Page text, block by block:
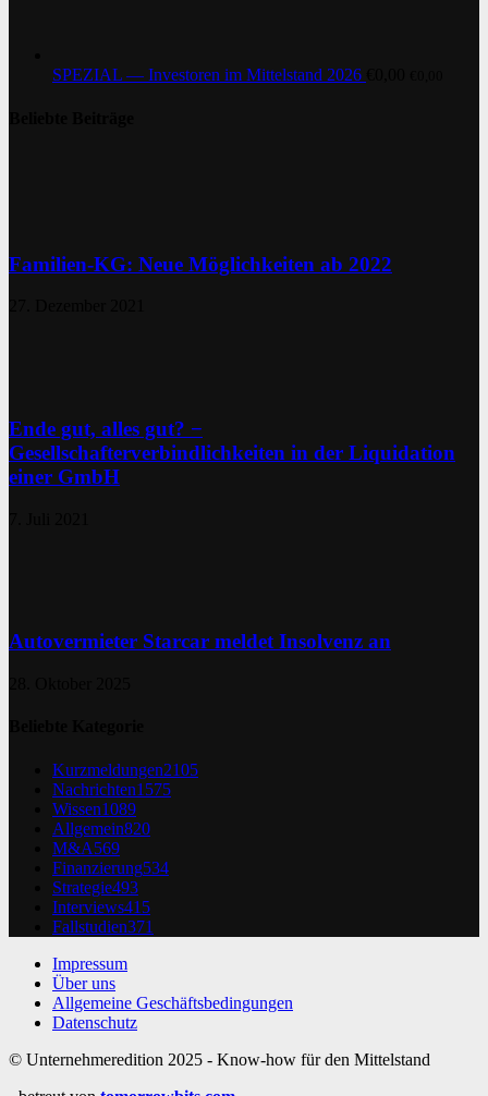
SPEZIAL — Investoren im Mittelstand 2026
Familien-KG: Neue Möglichkeiten ab 2022
Ende gut, alles gut? −
Gesellschafterverbindlichkeiten in der Liquidation
einer GmbH
Autovermieter Starcar meldet Insolvenz an
Kurzmeldungen2105
Nachrichten1575
Wissen1089
Allgemein820
M&A569
Finanzierung534
Strategie493
Interviews415
Fallstudien371
Impressum
Über uns
Allgemeine Geschäftsbedingungen
Datenschutz
© Unternehmeredition 2025 - Know-how für den Mittelstand